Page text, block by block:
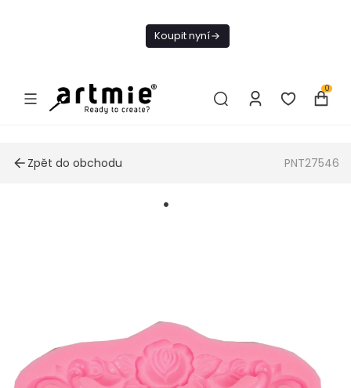
Koupit nyní
0
Zpět do obchodu PNT27546